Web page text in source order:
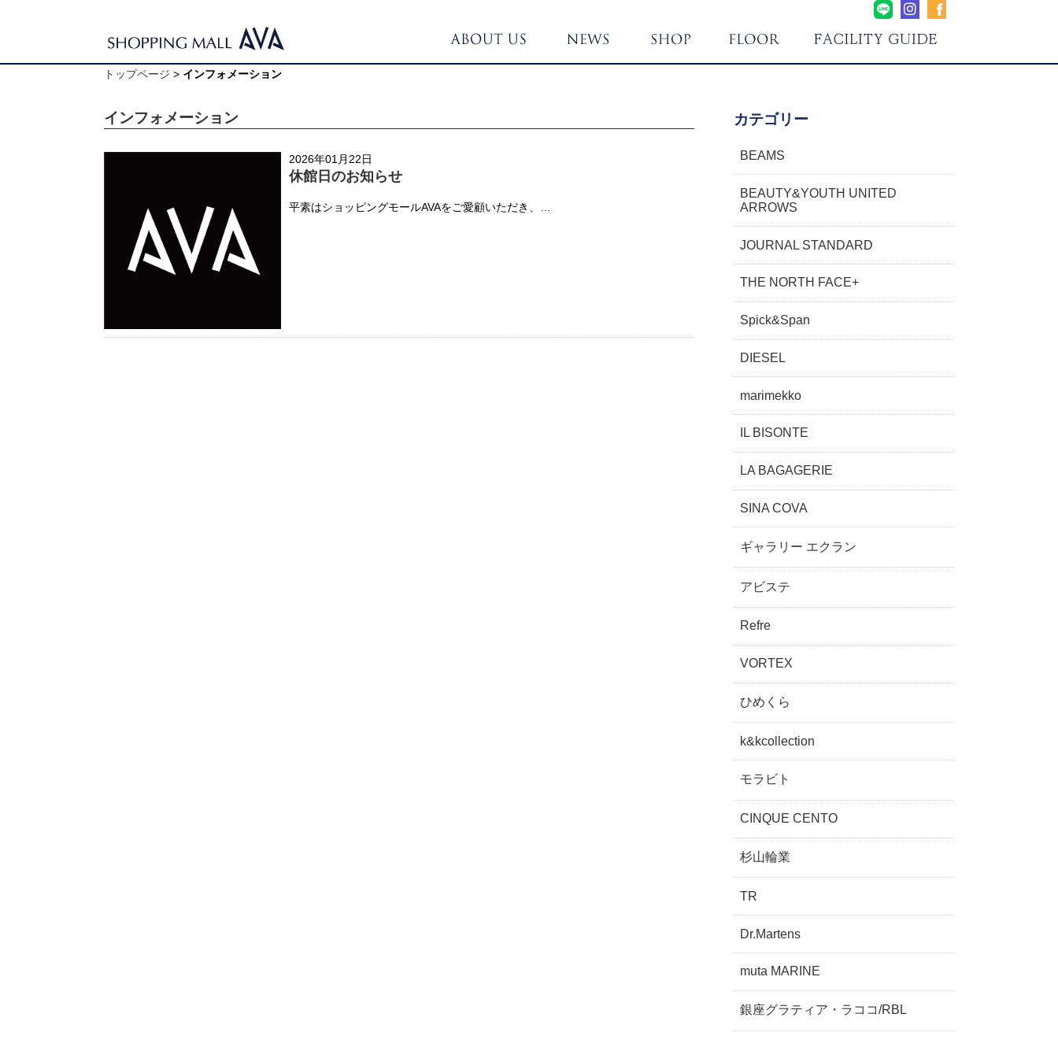
トップページ > インフォメーション
インフォメーション
2026年01月22日
休館日のお知らせ
平素はショッピングモールAVAをご愛顧いただき、…
カテゴリー
BEAMS
BEAUTY&YOUTH UNITED
ARROWS
JOURNAL STANDARD
THE NORTH FACE+
Spick&Span
DIESEL
marimekko
IL BISONTE
LA BAGAGERIE
SINA COVA
ギャラリー エクラン
アビステ
Refre
VORTEX
ひめくら
k&kcollection
モラビト
CINQUE CENTO
杉山輪業
TR
Dr.Martens
muta MARINE
銀座グラティア・ラココ/RBL